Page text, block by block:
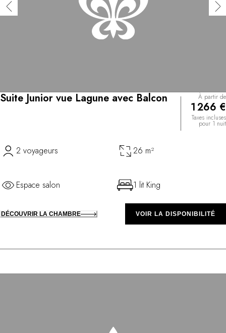
Suite Junior vue Lagune avec Balcon À partir de
1 266 €
Taxes incluses
pour 1 nuit
2 voyageurs 26 m²
Espace salon 1 lit King
DÉCOUVRIR LA CHAMBRE VOIR LA DISPONIBILITÉ